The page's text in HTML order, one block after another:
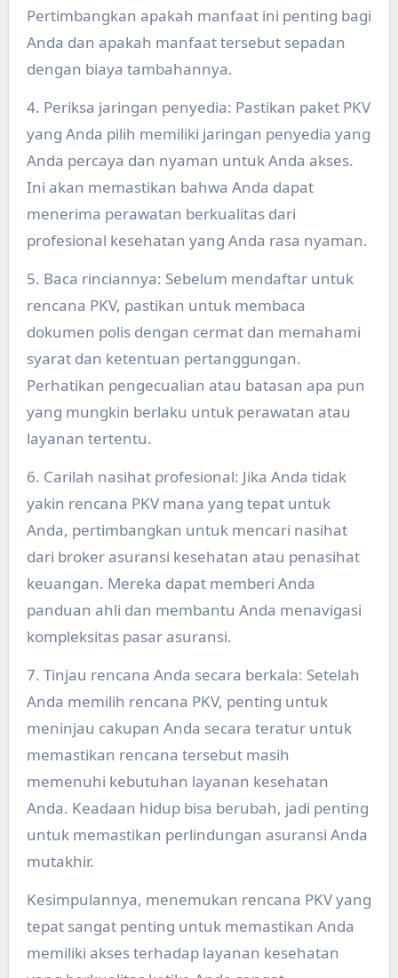
Pertimbangkan apakah manfaat ini penting bagi
Anda dan apakah manfaat tersebut sepadan
dengan biaya tambahannya.
4. Periksa jaringan penyedia: Pastikan paket PKV
yang Anda pilih memiliki jaringan penyedia yang
Anda percaya dan nyaman untuk Anda akses.
Ini akan memastikan bahwa Anda dapat
menerima perawatan berkualitas dari
profesional kesehatan yang Anda rasa nyaman.
5. Baca rinciannya: Sebelum mendaftar untuk
rencana PKV, pastikan untuk membaca
dokumen polis dengan cermat dan memahami
syarat dan ketentuan pertanggungan.
Perhatikan pengecualian atau batasan apa pun
yang mungkin berlaku untuk perawatan atau
layanan tertentu.
6. Carilah nasihat profesional: Jika Anda tidak
yakin rencana PKV mana yang tepat untuk
Anda, pertimbangkan untuk mencari nasihat
dari broker asuransi kesehatan atau penasihat
keuangan. Mereka dapat memberi Anda
panduan ahli dan membantu Anda menavigasi
kompleksitas pasar asuransi.
7. Tinjau rencana Anda secara berkala: Setelah
Anda memilih rencana PKV, penting untuk
meninjau cakupan Anda secara teratur untuk
memastikan rencana tersebut masih
memenuhi kebutuhan layanan kesehatan
Anda. Keadaan hidup bisa berubah, jadi penting
untuk memastikan perlindungan asuransi Anda
mutakhir.
Kesimpulannya, menemukan rencana PKV yang
tepat sangat penting untuk memastikan Anda
memiliki akses terhadap layanan kesehatan